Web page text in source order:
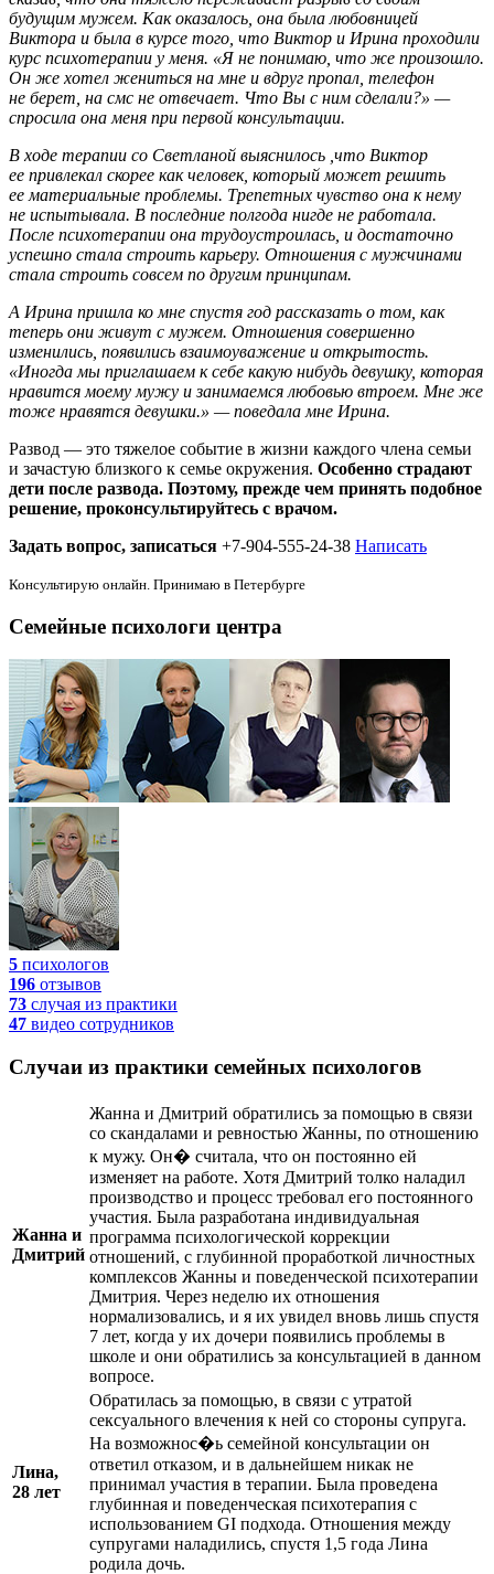
будущим мужем. Как оказалось, она была любовницей
Виктора и была в курсе того, что Виктор и Ирина проходили
курс психотерапии у меня. «Я не понимаю, что же произошло.
Он же хотел жениться на мне и вдруг пропал, телефон
не берет, на смс не отвечает. Что Вы с ним сделали?» —
спросила она меня при первой консультации.
В ходе терапии со Светланой выяснилось ,что Виктор
ее привлекал скорее как человек, который может решить
ее материальные проблемы. Трепетных чувство она к нему
не испытывала. В последние полгода нигде не работала.
После психотерапии она трудоустроилась, и достаточно
успешно стала строить карьеру. Отношения с мужчинами
стала строить совсем по другим принципам.
А Ирина пришла ко мне спустя год рассказать о том, как
теперь они живут с мужем. Отношения совершенно
изменились, появились взаимоуважение и открытость.
«Иногда мы приглашаем к себе какую нибудь девушку, которая
нравится моему мужу и занимаемся любовью втроем. Мне же
тоже нравятся девушки.» — поведала мне Ирина.
Развод — это тяжелое событие в жизни каждого члена семьи
и зачастую близкого к семье окружения. Особенно страдают
дети после развода. Поэтому, прежде чем принять подобное
решение, проконсультируйтесь с врачом.
Задать вопрос, записаться +7-904-555-24-38 Написать
Консультирую онлайн. Принимаю в Петербурге
Семейные психологи центра
5 психологов
196 отзывов
73 случая из практики
47 видео сотрудников
Случаи из практики семейных психологов
Жанна и
Дмитрий
Жанна и Дмитрий обратились за помощью в связи
со скандалами и ревностью Жанны, по отношению
к мужу. Он� считала, что он постоянно ей
изменяет на работе. Хотя Дмитрий толко наладил
производство и процесс требовал его постоянного
участия. Была разработана индивидуальная
программа психологической коррекции
отношений, с глубинной проработкой личностных
комплексов Жанны и поведенческой психотерапии
Дмитрия. Через неделю их отношения
нормализовались, и я их увидел вновь лишь спустя
7 лет, когда у их дочери появились проблемы в
школе и они обратились за консультацией в данном
вопросе.
Лина,
28 лет
Обратилась за помощью, в связи с утратой
сексуального влечения к ней со стороны супруга.
На возможнос�ь семейной консультации он
ответил отказом, и в дальнейшем никак не
принимал участия в терапии. Была проведена
глубинная и поведенческая психотерапия с
использованием GI подхода. Отношения между
супругами наладились, спустя 1,5 года Лина
родила дочь.